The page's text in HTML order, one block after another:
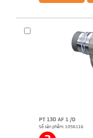
Ghi chú ứng dụng Coking plant
PT 130 AF 1 /D
Số sản phẩm: 1056116